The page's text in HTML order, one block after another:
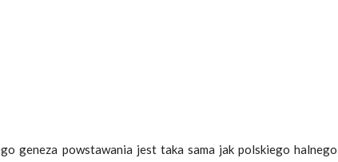
geneza powstawania jest taka sama jak polskiego halnego